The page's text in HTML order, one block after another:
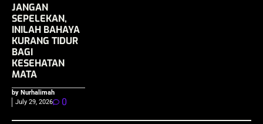
JANGAN
SEPELEKAN,
INILAH BAHAYA
KURANG TIDUR
BAGI
KESEHATAN
MATA
by Nurhalimah
July 29, 2026
0